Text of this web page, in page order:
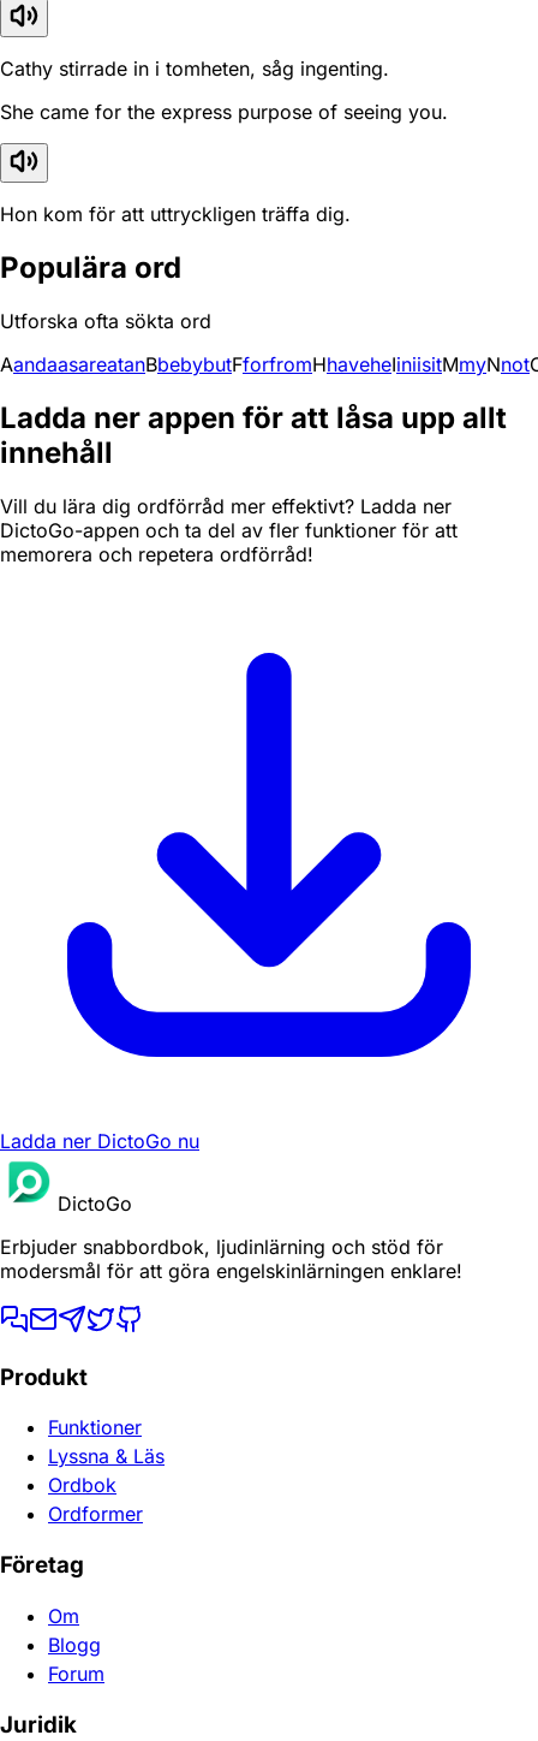
Cathy stirrade in i tomheten, såg ingenting.
She came for the express purpose of seeing you.
Hon kom för att uttryckligen träffa dig.
Populära ord
Utforska ofta sökta ord
AandaasareatanBbebybutFforfromHhaveheIiniisitMmyNnot
Ladda ner appen för att låsa upp allt
innehåll
Vill du lära dig ordförråd mer effektivt? Ladda ner
DictoGo-appen och ta del av fler funktioner för att
memorera och repetera ordförråd!
Ladda ner DictoGo nu
DictoGo
Erbjuder snabbordbok, ljudinlärning och stöd för
modersmål för att göra engelskinlärningen enklare!
Produkt
Funktioner
Lyssna & Läs
Ordbok
Ordformer
Företag
Om
Blogg
Forum
Juridik